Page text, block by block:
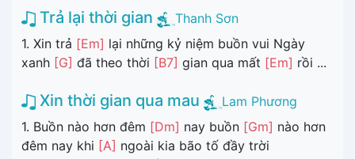
Trả lại thời gian
Thanh Sơn
1. Xin trả [Em] lại những kỷ niệm buồn vui Ngày
xanh [G] đã theo thời [B7] gian qua mất [Em] rồi ...
Xin thời gian qua mau
Lam Phương
1. Buồn nào hơn đêm [Dm] nay buồn [Gm] nào hơn
đêm nay khi [A] ngoài kia bão tố đầy trời